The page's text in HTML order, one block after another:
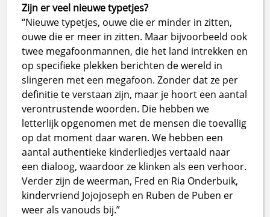
Zijn er veel nieuwe typetjes?
“Nieuwe typetjes, ouwe die er minder in zitten,
ouwe die er meer in zitten. Maar bijvoorbeeld ook
twee megafoonmannen, die het land intrekken en
op specifieke plekken berichten de wereld in
slingeren met een megafoon. Zonder dat ze per
definitie te verstaan zijn, maar je hoort een aantal
verontrustende woorden. Die hebben we
letterlijk opgenomen met de mensen die toevallig
op dat moment daar waren. We hebben een
aantal authentieke kinderliedjes vertaald naar
een dialoog, waardoor ze klinken als een verhoor.
Verder zijn de weerman, Fred en Ria Onderbuik,
kindervriend Jojojoseph en Ruben de Puben er
weer als vanouds bij.”